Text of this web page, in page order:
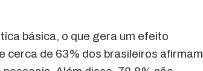
básica, o que gera um efeito
cerca de 63% dos brasileiros afirmam